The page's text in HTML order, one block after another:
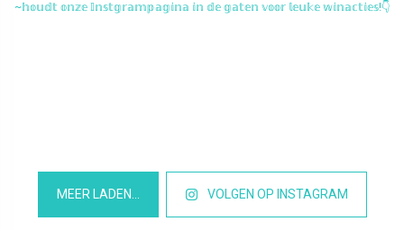
~𝕙𝕠𝕦𝕕𝕥 𝕠𝕟𝕫𝕖 𝕀𝕟𝕤𝕥𝕘𝕣𝕒𝕞𝕡𝕒𝕘𝕚𝕟𝕒 𝕚𝕟 𝕕𝕖 𝕘𝕒𝕥𝕖𝕟 𝕧𝕠𝕠𝕣 𝕝𝕖𝕦𝕜𝕖 𝕨𝕚𝕟𝕒𝕔𝕥𝕚𝕖𝕤!👇
MEER LADEN… VOLGEN OP INSTAGRAM